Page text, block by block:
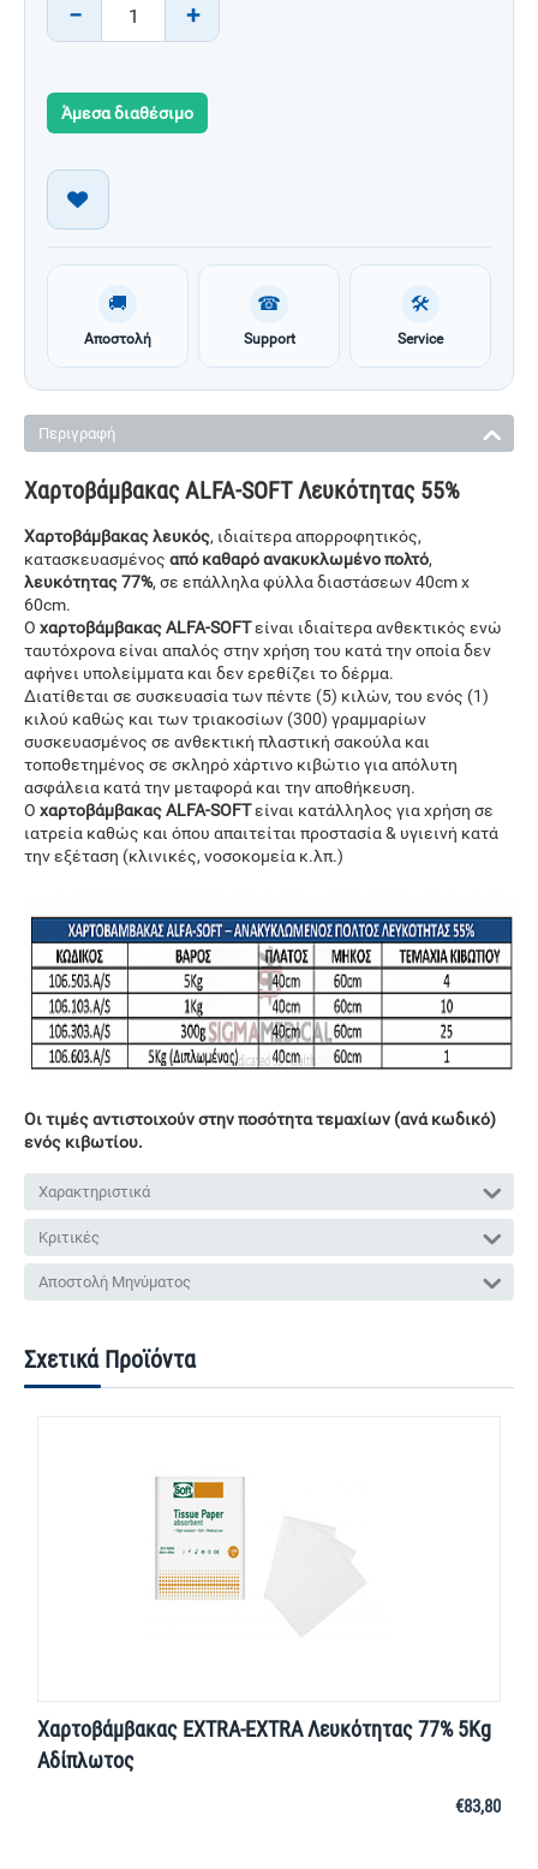
+
−
Άμεσα διαθέσιμο
🚚
Αποστολή
☎
Support
🛠
Service
Περιγραφή
Χαρτοβάμβακας ALFA-SOFT Λευκότητας 55%
Χαρτοβάμβακας λευκός, ιδιαίτερα απορροφητικός,
κατασκευασμένος από καθαρό ανακυκλωμένο πολτό,
λευκότητας 77%, σε επάλληλα φύλλα διαστάσεων 40cm x
60cm.
Ο χαρτοβάμβακας ALFA-SOFTείναι ιδιαίτερα ανθεκτικός ενώ
ταυτόχρονα είναι απαλός στην χρήση του κατά την οποία δεν
αφήνει υπολείμματα και δεν ερεθίζει το δέρμα.
Διατίθεται σε συσκευασία των πέντε (5) κιλών, του ενός (1)
κιλού καθώς και των τριακοσίων (300) γραμμαρίων
συσκευασμένος σε ανθεκτική πλαστική σακούλα και
τοποθετημένος σε σκληρό χάρτινο κιβώτιο για απόλυτη
ασφάλεια κατά την μεταφορά και την αποθήκευση.
Ο χαρτοβάμβακαςALFA-SOFTείναι κατάλληλος για χρήση σε
ιατρεία καθώς και όπου απαιτείται προστασία & υγιεινή κατά
την εξέταση (κλινικές, νοσοκομεία κ.λπ.)
Οι τιμές αντιστοιχούν στην ποσότητα τεμαχίων (ανά κωδικό)
ενός κιβωτίου.
Χαρακτηριστικά
Κριτικές
Αποστολή Μηνύματος
Σχετικά Προϊόντα
Χαρτοβάμβακας EXTRA-EXTRA Λευκότητας 77% 5Kg
Αδίπλωτος
€83,80